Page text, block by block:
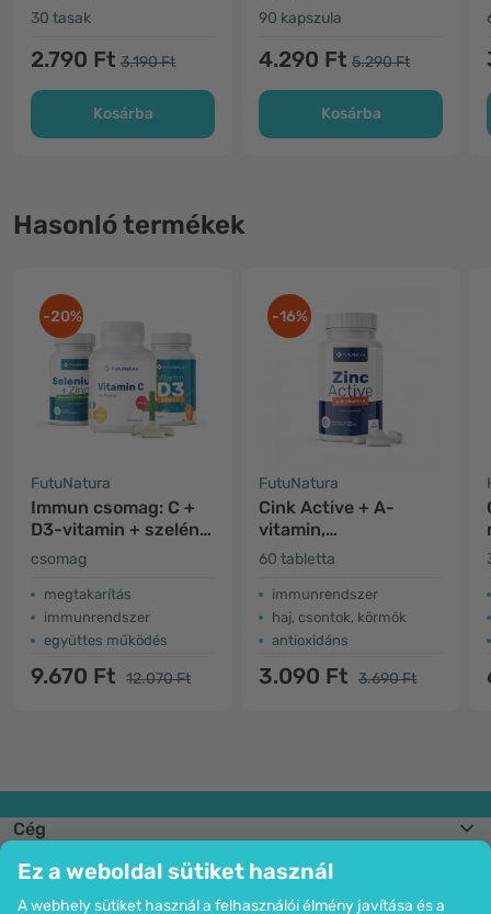
Ez a weboldal sütiket használ
A webhely sütiket használ a felhasználói élmény javítása és a
30 tasak
2.790 Ft 3.190 Ft
Kosárba
90 kapszula
4.290 Ft 5.290 Ft
Kosárba
Hasonló termékek
-20%
FutuNatura
Immun csomag: C +
D3-vitamin + szelén +
cink
csomag
megtakarítás
immunrendszer
együttes működés
9.670 Ft 12.070 Ft
-16%
FutuNatura
Cink Active + A-
vitamin,
immunrendszer és
60 tabletta
immunrendszer
haj, csontok, körmök
antioxidáns
3.090 Ft 3.690 Ft
Cég
Csatlakozzon hozzánk
Segítség és megrendelések